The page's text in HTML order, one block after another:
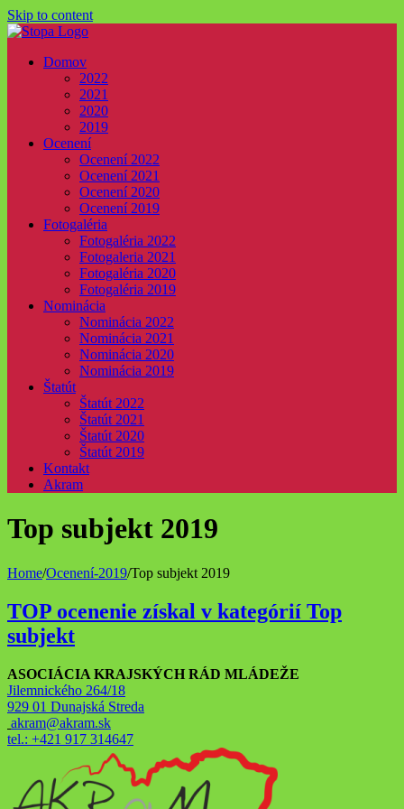
Skip to content
Domov
2022
2021
2020
2019
Ocenení
Ocenení 2022
Ocenení 2021
Ocenení 2020
Ocenení 2019
Fotogaléria
Fotogaléria 2022
Fotogaleria 2021
Fotogaléria 2020
Fotogaléria 2019
Nominácia
Nominácia 2022
Nominácia 2021
Nominácia 2020
Nominácia 2019
Štatút
Štatút 2022
Štatút 2021
Štatút 2020
Štatút 2019
Kontakt
Akram
Top subjekt 2019
Home/Ocenení-2019/Top subjekt 2019
TOP ocenenie získal v kategórií Top
subjekt
ASOCIÁCIA KRAJSKÝCH RÁD MLÁDEŽE
Jilemnického 264/18
929 01 Dunajská Streda
akram@akram.sk
tel.: +421 917 314647